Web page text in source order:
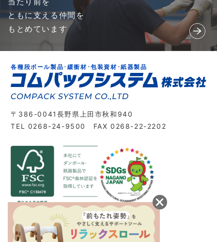
ともに支える仲間を
もとめています
各種段ボール製品･緩衝材･包装資材･紙器製品
〒386-0041長野県上田市秋和940
TEL 0268-24-9500 FAX 0268-22-2202